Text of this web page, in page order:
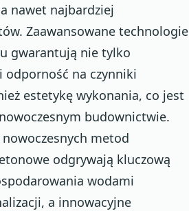
nawet najbardziej
Zaawansowane technologie
gwarantują nie tylko
odporność na czynniki
estetykę wykonania, co jest
budownictwie.
metod
odgrywają kluczową
wodami
a innowacyjne